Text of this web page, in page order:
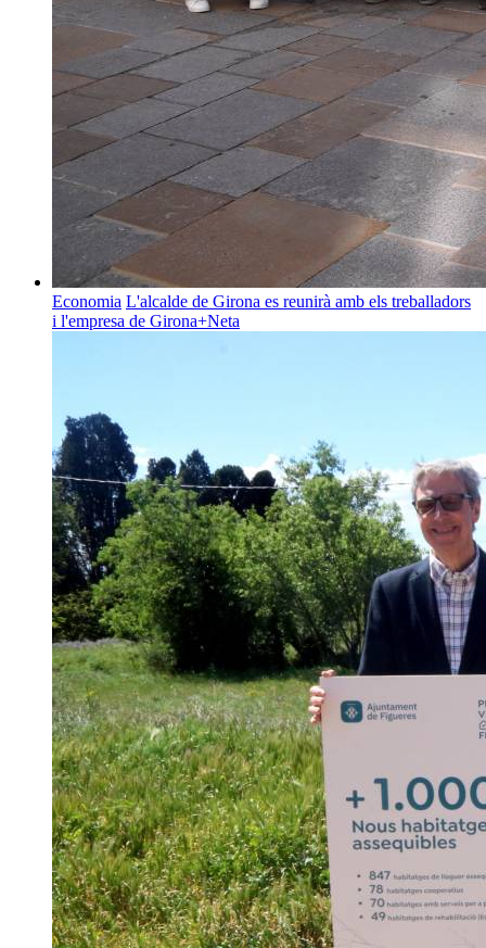
Economia L'alcalde de Girona es reunirà amb els treballadors
i l'empresa de Girona+Neta